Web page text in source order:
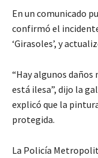
En un comunicado
confirmó el
‘Girasoles’, y
“Hay algunos
está ilesa”, dijo la
explicó que la
protegida.
La Policía